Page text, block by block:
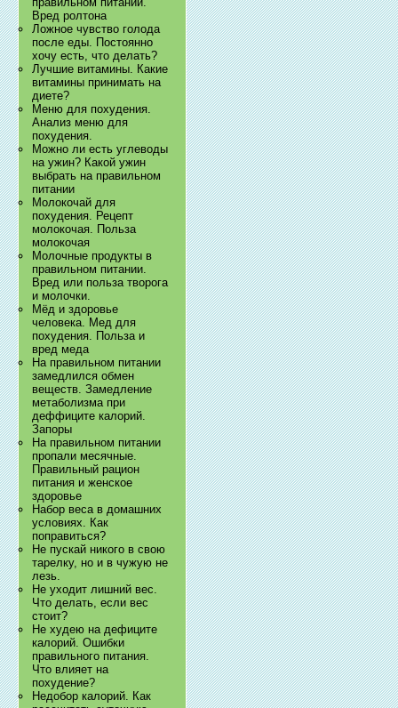
Вред ролтона
Ложное чувство голода
после еды. Постоянно
хочу есть, что делать?
Лучшие витамины. Какие
витамины принимать на
диете?
Меню для похудения.
Анализ меню для
похудения.
Можно ли есть углеводы
на ужин? Какой ужин
выбрать на правильном
питании
Молокочай для
похудения. Рецепт
молокочая. Польза
молокочая
Молочные продукты в
правильном питании.
Вред или польза творога
и молочки.
Мёд и здоровье
человека. Мед для
похудения. Польза и
вред меда
На правильном питании
замедлился обмен
веществ. Замедление
метаболизма при
деффиците калорий.
Запоры
На правильном питании
пропали месячные.
Правильный рацион
питания и женское
здоровье
Набор веса в домашних
условиях. Как
поправиться?
Не пускай никого в свою
тарелку, но и в чужую не
лезь.
Не уходит лишний вес.
Что делать, если вес
стоит?
Не худею на дефиците
калорий. Ошибки
правильного питания.
Что влияет на
похудение?
Недобор калорий. Как